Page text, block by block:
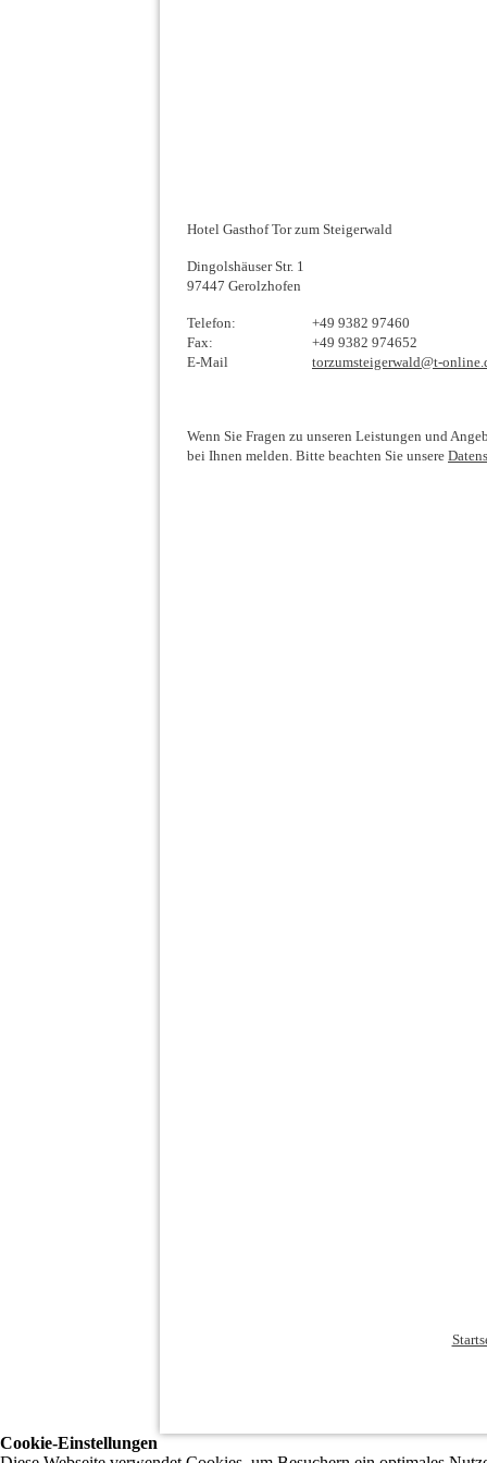
Hotel Gasthof Tor zum Steigerwald
Dingolshäuser Str. 1
97447 Gerolzhofen
Telefon:
Fax:
E-Mail
+49 9382 97460
+49 9382 974652
torzumsteigerwald@t-
Wenn Sie Fragen zu unseren Leistungen und
bei Ihnen melden. Bitte beachten Sie unsere
Cookie-Einstellungen